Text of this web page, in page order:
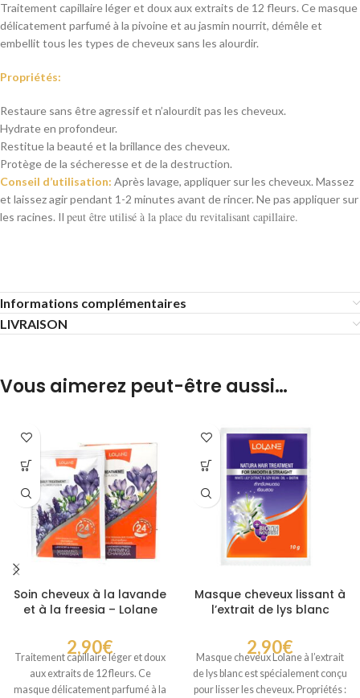
Traitement capillaire léger et doux aux extraits de 12 fleurs. Ce masque
délicatement parfumé à la pivoine et au jasmin nourrit, démêle et
embellit tous les types de cheveux sans les alourdir.
Propriétés:
Restaure sans être agressif et n’alourdit pas les cheveux.
Hydrate en profondeur.
Restitue la beauté et la brillance des cheveux.
Protège de la sécheresse et de la destruction.
Conseil d’utilisation: Après lavage, appliquer sur les cheveux. Massez
et laissez agir pendant 1-2 minutes avant de rincer. Ne pas appliquer sur
les racines. Il peut être utilisé à la place du revitalisant capillaire.
Informations complémentaires
LIVRAISON
Vous aimerez peut-être aussi…
Soin cheveux à la lavande
et à la freesia – Lolane
réparateur
2,90€
Traitement capillaire léger et doux
aux extraits de 12 fleurs. Ce
masque délicatement parfumé à la
Masque cheveux lissant à
l’extrait de lys blanc
lissant et anti-frisottis
2,90€
Masque cheveux Lolane à l’extrait
de lys blanc est spécialement conçu
pour lisser les cheveux. Propriétés :